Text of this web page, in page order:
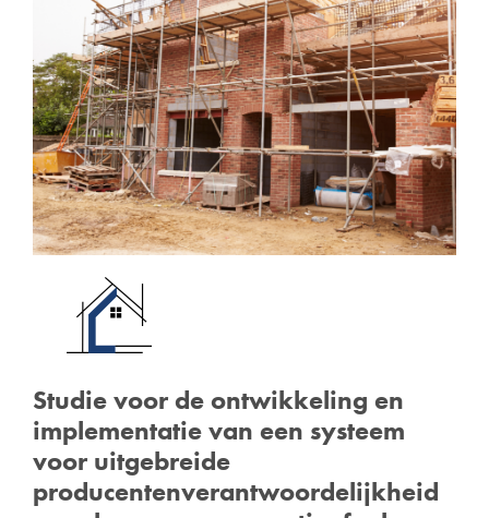
Studie voor de ontwikkeling en
implementatie van een systeem
voor uitgebreide
producentenverantwoordelijkheid